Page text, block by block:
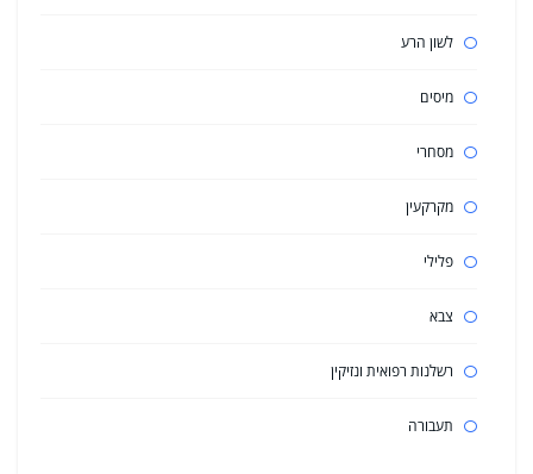
לשון הרע
מיסים
מסחרי
מקרקעין
פלילי
צבא
רשלנות רפואית ונזיקין
תעבורה